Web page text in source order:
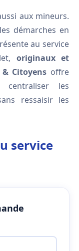
aux mineurs.
démarches en
au service
originaux et
Citoyens offre
les
ressaisir les
service